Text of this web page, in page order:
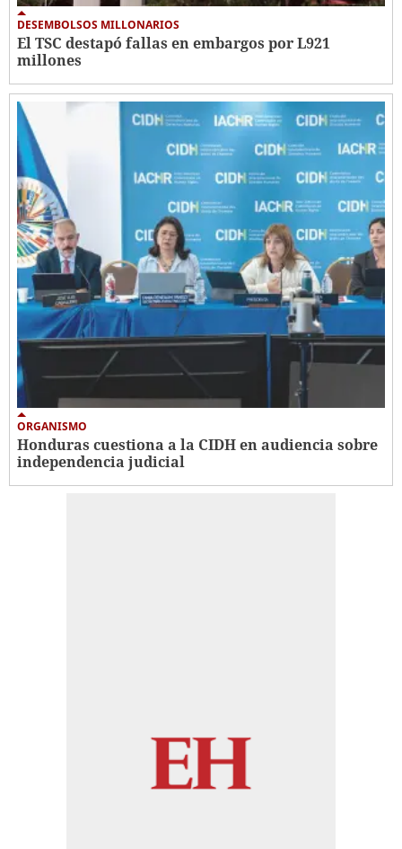
DESEMBOLSOS MILLONARIOS
El TSC destapó fallas en embargos por L921
millones
ORGANISMO
Honduras cuestiona a la CIDH en audiencia sobre
independencia judicial